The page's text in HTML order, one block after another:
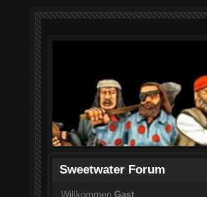
Sweetwater Forum
Willkommen Gast